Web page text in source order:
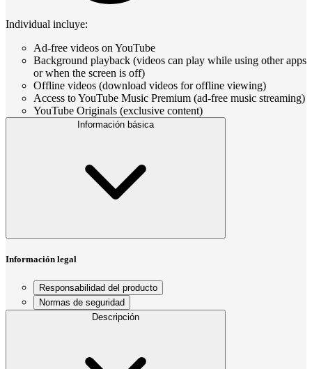
Individual incluye:
Ad-free videos on YouTube
Background playback (videos can play while using other apps
or when the screen is off)
Offline videos (download videos for offline viewing)
Access to YouTube Music Premium (ad-free music streaming)
YouTube Originals (exclusive content)
Información básica
Información legal
Responsabilidad del producto
Normas de seguridad
Descripción